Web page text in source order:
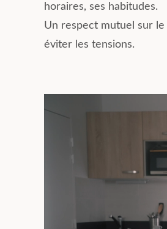
horaires, ses habitudes.
Un respect mutuel sur
éviter les tensions.